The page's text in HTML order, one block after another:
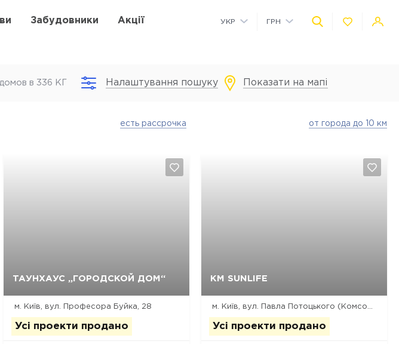
Забудовники Акції УКР ГРН
в 336 КГ Налаштування пошуку Показати на мапі
есть рассрочка от города до 10 км
ТАУНХАУС „ГОРОДСКОЙ ДОМ“
м. Київ, вул. Професора Буйка, 28
Усі проекти продано
КМ SUNLIFE
Усі проекти продано